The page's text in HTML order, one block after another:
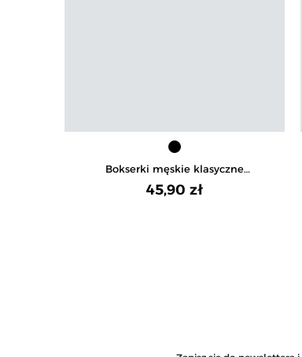
Bokserki męskie klasyczne
dopasowane z naszywką 3-pak
45,90 zł